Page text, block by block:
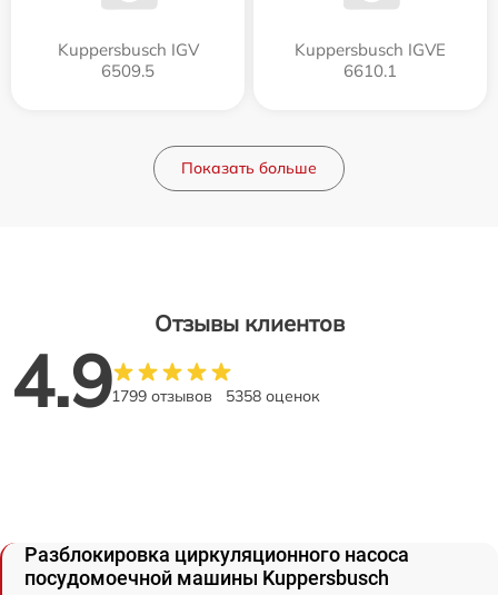
Kuppersbusch IGV
6509.5
Kuppersbusch IGVE
6610.1
Показать больше
Отзывы клиентов
4.91799 отзывов 5358 оценок
Разблокировка циркуляционного насоса
посудомоечной машины Kuppersbusch